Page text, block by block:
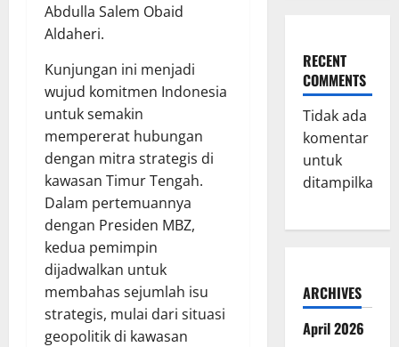
Abdulla Salem Obaid
Aldaheri.
Kunjungan ini menjadi
wujud komitmen Indonesia
untuk semakin
mempererat hubungan
dengan mitra strategis di
kawasan Timur Tengah.
Dalam pertemuannya
dengan Presiden MBZ,
kedua pemimpin
dijadwalkan untuk
membahas sejumlah isu
strategis, mulai dari situasi
geopolitik di kawasan
RECENT
COMMENTS
Tidak ada
komentar
untuk
ditampilkan.
ARCHIVES
April 2026